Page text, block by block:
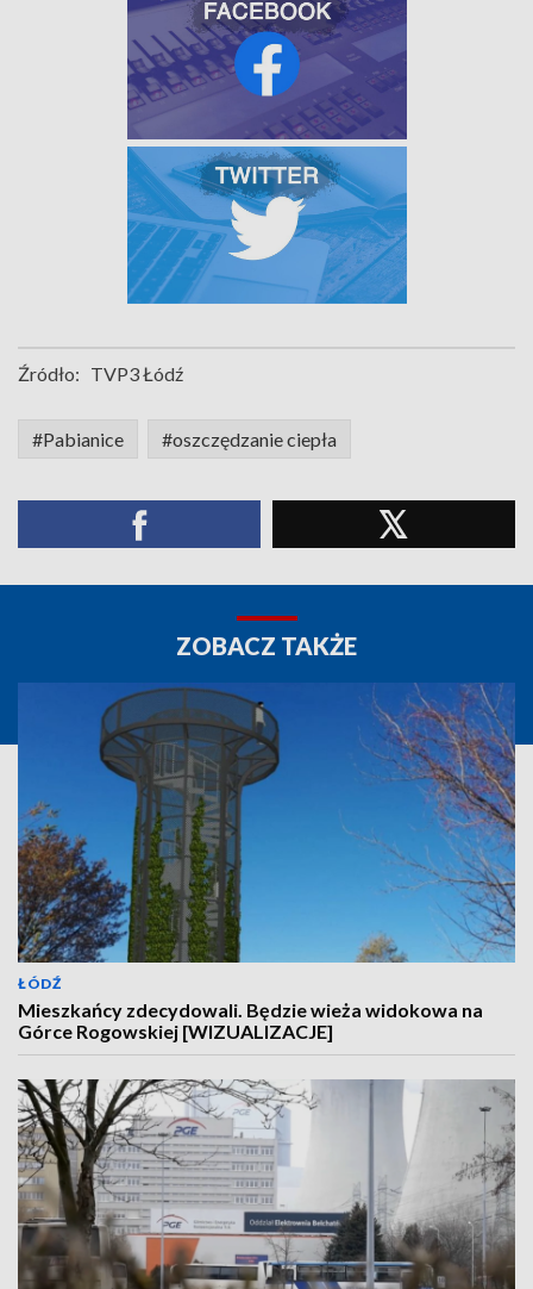
Źródło: TVP3 Łódź
#Pabianice #oszczędzanie ciepła
ZOBACZ TAKŻE
ŁÓDŹ
Mieszkańcy zdecydowali. Będzie wieża widokowa na
Górce Rogowskiej [WIZUALIZACJE]